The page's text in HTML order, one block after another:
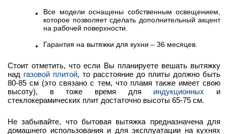
Все модели оснащены собственным освещением,
которое позволяет сделать дополнительный акцент
на рабочей поверхности.
Гарантия на вытяжки для кухни – 36 месяцев.
Стоит отметить, что если Вы планируете вешать вытяжку
над газовой плитой, то расстояние до плиты должно быть
80-85 см (это связано с тем, что пламя также имеет свою
высоту), в тоже время для индукционных и
стеклокерамических плит достаточно высоты 65-75 см.
Не забывайте, что бытовая вытяжка предназначена для
домашнего использования и для эксплуатации на кухнях